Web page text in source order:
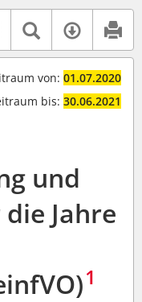
Textsuche
von: 01.07.2020
bis: 30.06.2021
und
Jahre
1